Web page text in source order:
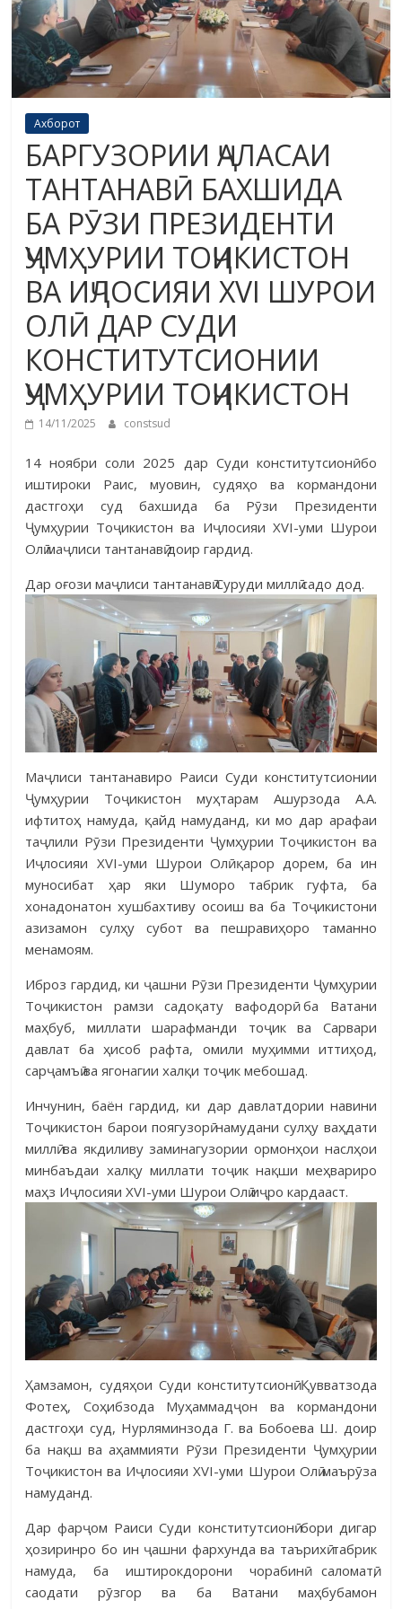
Ахборот
БАРГУЗОРИИ ҶАЛАСАИ
ТАНТАНАВӢ БАХШИДА
БА РӮЗИ ПРЕЗИДЕНТИ
ҶУМҲУРИИ ТОҶИКИСТОН
ВА ИҶЛОСИЯИ XVI ШУРОИ
ОЛӢ ДАР СУДИ
КОНСТИТУТСИОНИИ
ҶУМҲУРИИ ТОҶИКИСТОН
14/11/2025 constsud
14 ноябри соли 2025 дар Суди конститутсионӣ бо
иштироки Раис, муовин, судяҳо ва кормандони
дастгоҳи суд бахшида ба Рӯзи Президенти
Ҷумҳурии Тоҷикистон ва Иҷлосияи XVI-уми Шурои
Олӣ маҷлиси тантанавӣ доир гардид.
Дар оғози маҷлиси тантанавӣ Суруди миллӣ садо дод.
Маҷлиси тантанавиро Раиси Суди конститутсионии
Ҷумҳурии Тоҷикистон муҳтарам Ашурзода А.А.
ифтитоҳ намуда, қайд намуданд, ки мо дар арафаи
таҷлили Рӯзи Президенти Ҷумҳурии Тоҷикистон ва
Иҷлосияи XVI-уми Шурои Олӣ қарор дорем, ба ин
муносибат ҳар яки Шуморо табрик гуфта, ба
хонадонатон хушбахтиву осоиш ва ба Тоҷикистони
азизамон сулҳу субот ва пешравиҳоро таманно
менамоям.
Иброз гардид, ки ҷашни Рӯзи Президенти Ҷумҳурии
Тоҷикистон рамзи садоқату вафодорӣ ба Ватани
маҳбуб, миллати шарафманди тоҷик ва Сарвари
давлат ба ҳисоб рафта, омили муҳимми иттиҳод,
сарҷамъӣ ва ягонагии халқи тоҷик мебошад.
Инчунин, баён гардид, ки дар давлатдории навини
Тоҷикистон барои поягузорӣ намудани сулҳу ваҳдати
миллӣ ва якдиливу заминагузории ормонҳои наслҳои
минбаъдаи халқу миллати тоҷик нақши меҳвариро
маҳз Иҷлосияи XVI-уми Шурои Олӣ иҷро кардааст.
Ҳамзамон, судяҳои Суди конститутсионӣ Қувватзода
Фотеҳ, Соҳибзода Муҳаммадҷон ва кормандони
дастгоҳи суд, Нурляминзода Г. ва Бобоева Ш. доир
ба нақш ва аҳаммияти Рӯзи Президенти Ҷумҳурии
Тоҷикистон ва Иҷлосияи XVI-уми Шурои Олӣ маърӯза
намуданд.
Дар фарҷом Раиси Суди конститутсионӣ бори дигар
ҳозиринро бо ин ҷашни фархунда ва таърихӣ табрик
намуда, ба иштирокдорони чорабинӣ саломатӣ,
саодати рӯзгор ва ба Ватани маҳбубамон